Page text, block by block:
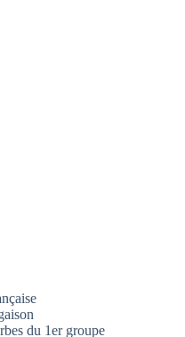
du 1er groupe